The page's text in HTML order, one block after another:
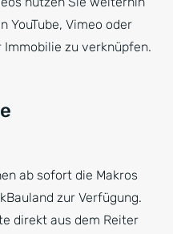
YouTube, Vimeo oder
zu verknüpfen.
ab sofort die Makros
zur Verfügung.
direkt aus dem Reiter